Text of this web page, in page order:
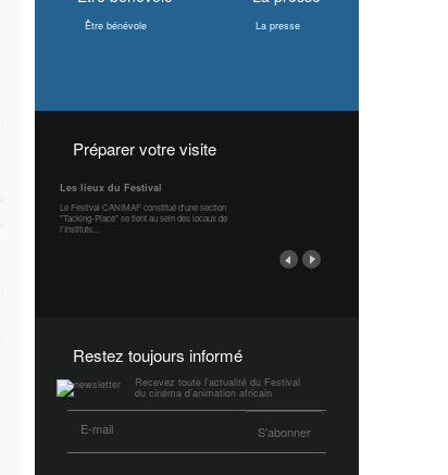
Être bénévole La presse
Préparer votre visite
Les lieux du Festival
Le Festival CANIMAF constitué d'une section
"Tacking-Place" se tient au sein des locaux de
l'Instituts...
Restez toujours informé
Recevez toute l'actualité du Festival
du cinéma d’animation africain